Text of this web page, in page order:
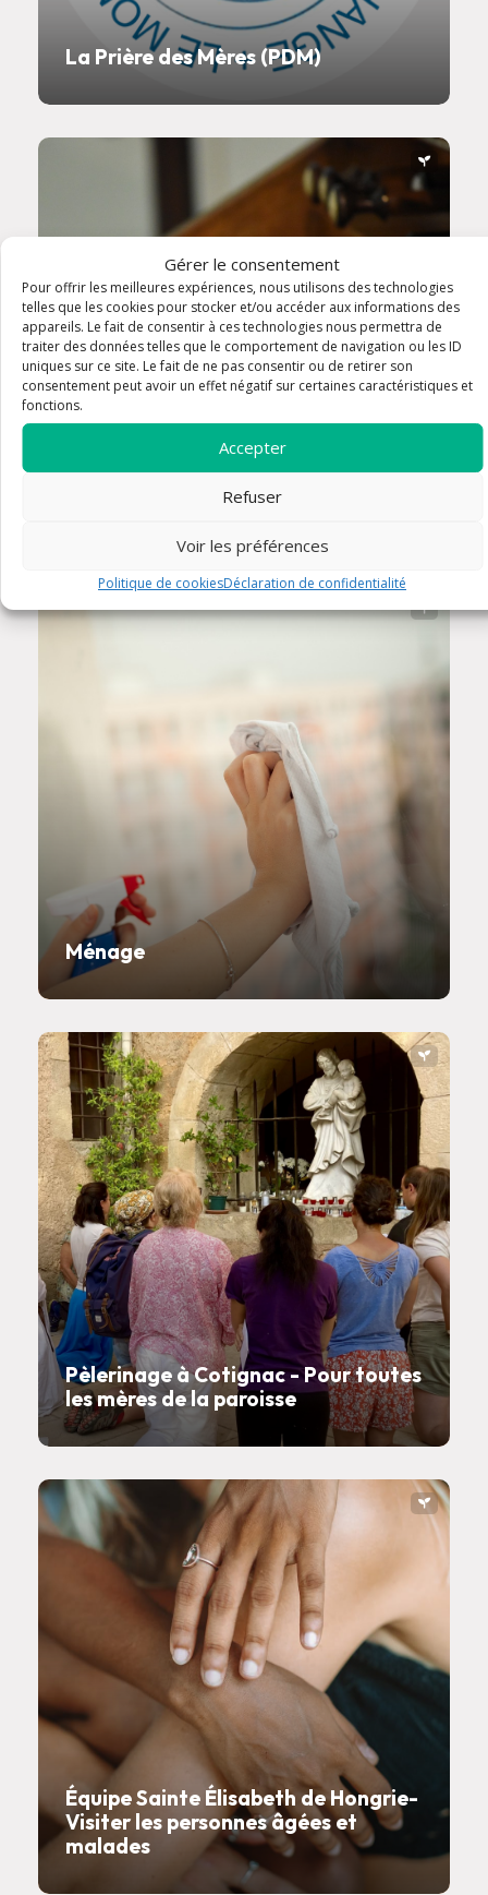
Gérer le consentement
Pour offrir les meilleures expériences, nous utilisons des technologies
telles que les cookies pour stocker et/ou accéder aux informations des
appareils. Le fait de consentir à ces technologies nous permettra de
traiter des données telles que le comportement de navigation ou les ID
uniques sur ce site. Le fait de ne pas consentir ou de retirer son
consentement peut avoir un effet négatif sur certaines caractéristiques et
fonctions.
Accepter
Refuser
Voir les préférences
Politique de cookiesDéclaration de confidentialité
La Prière des Mères (PDM)
Animation liturgique -
Instrumentistes, Organistes,
Chantres, Choeurs
Ménage
Pèlerinage à Cotignac - Pour toutes
les mères de la paroisse
Équipe Sainte Élisabeth de Hongrie-
Visiter les personnes âgées et
malades